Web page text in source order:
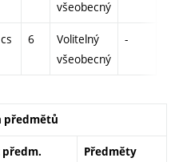
všeobecný
cs 6
Volitelný
všeobecný
-
předmětů
předm. Předměty